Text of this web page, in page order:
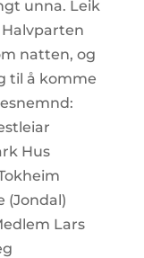
unna. Leik
natten, og
til å komme
Hus
(Jondal)
Lars